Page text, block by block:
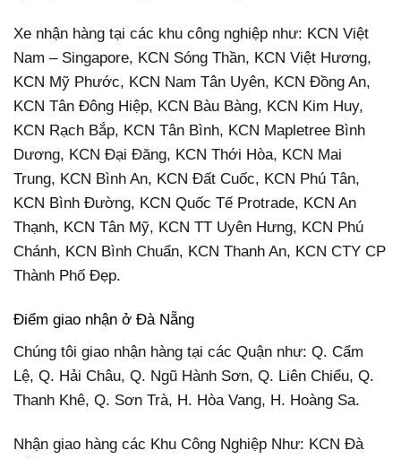
Xe nhận hàng tại các khu công nghiệp như: KCN Việt
Nam – Singapore, KCN Sóng Thần, KCN Việt Hương,
KCN Mỹ Phước, KCN Nam Tân Uyên, KCN Đồng An,
KCN Tân Đông Hiệp, KCN Bàu Bàng, KCN Kim Huy,
KCN Rạch Bắp, KCN Tân Bình, KCN Mapletree Bình
Dương, KCN Đại Đăng, KCN Thới Hòa, KCN Mai
Trung, KCN Bình An, KCN Đất Cuốc, KCN Phú Tân,
KCN Bình Đường, KCN Quốc Tế Protrade, KCN An
Thạnh, KCN Tân Mỹ, KCN TT Uyên Hưng, KCN Phú
Chánh, KCN Bình Chuẩn, KCN Thanh An, KCN CTY CP
Thành Phố Đẹp.
Điểm giao nhận ở Đà Nẵng
Chúng tôi giao nhận hàng tại các Quận như: Q. Cẩm
Lệ, Q. Hải Châu, Q. Ngũ Hành Sơn, Q. Liên Chiểu, Q.
Thanh Khê, Q. Sơn Trà, H. Hòa Vang, H. Hoàng Sa.
Nhận giao hàng các Khu Công Nghiệp Như: KCN Đà